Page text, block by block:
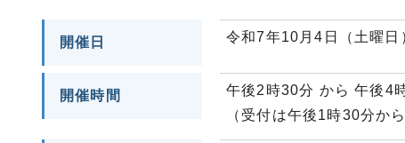
開催日 令和7年10月4日（土曜日
開催時間
午後2時30分 から 午後4
（受付は午後1時30分から